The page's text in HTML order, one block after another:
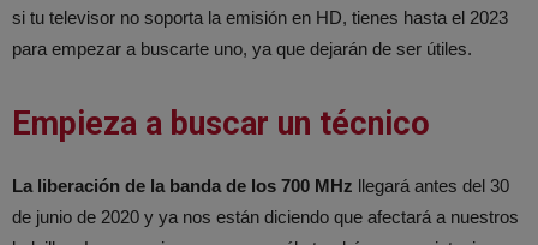
si tu televisor no soporta la emisión en HD, tienes hasta el 2023
para empezar a buscarte uno, ya que dejarán de ser útiles.
Empieza a buscar un técnico
La liberación de la banda de los 700 MHz llegará antes del 30
de junio de 2020 y ya nos están diciendo que afectará a nuestros